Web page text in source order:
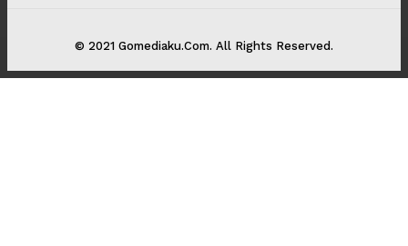
© 2021 Gomediaku.Com. All Rights Reserved.